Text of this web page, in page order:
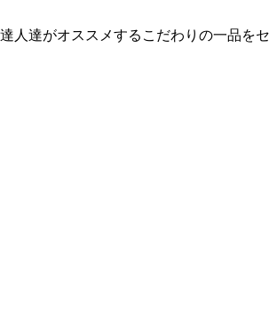
人達がオススメするこだわりの一品を